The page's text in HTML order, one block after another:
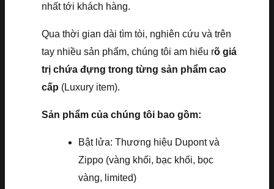
nhất tới khách hàng.
Qua thời gian dài tìm tòi, nghiên cứu và trên
tay nhiều sản phẩm, chúng tôi am hiểu rõ giá
trị chứa đựng trong từng sản phẩm cao
cấp (Luxury item).
Sản phẩm của chúng tôi bao gồm:
Bật lửa: Thương hiệu Dupont và
Zippo (vàng khối, bạc khối, bọc
vàng, limited)